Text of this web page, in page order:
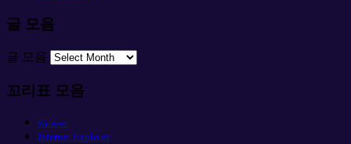
글 모음
글 모음
꼬리표 모음
Windows
Internet Explorer